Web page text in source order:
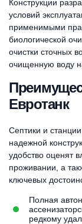
Конструкции
условий
применимыми
биологической
очистки сточных
очищенную воду
Евротанк
Септики и
надежной
удобство оценят
проживании, а
ключевых
Полная
редкому